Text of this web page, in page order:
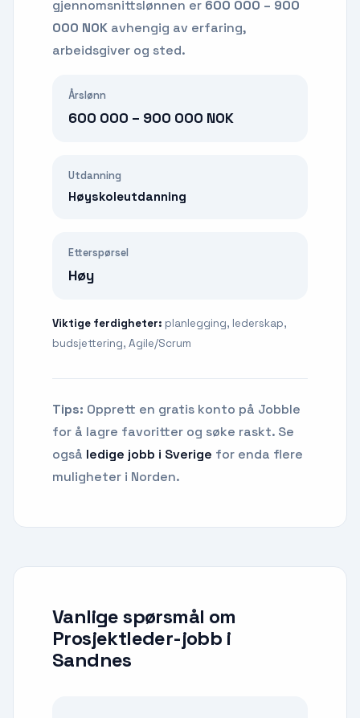
gjennomsnittslønnen er 600 000 – 900
000 NOK avhengig av erfaring,
arbeidsgiver og sted.
Årslønn
600 000 – 900 000 NOK
Utdanning
Høyskoleutdanning
Etterspørsel
Høy
Viktige ferdigheter: planlegging, lederskap,
budsjettering, Agile/Scrum
Tips: Opprett en gratis konto på Jobble
for å lagre favoritter og søke raskt. Se
også ledige jobb i Sverige for enda flere
muligheter i Norden.
Vanlige spørsmål om
Prosjektleder-jobb i
Sandnes